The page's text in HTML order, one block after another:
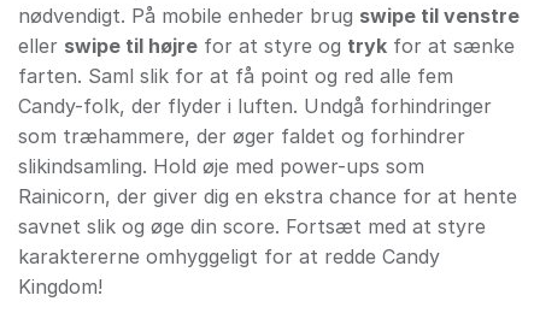
nødvendigt. På mobile enheder brug swipe til venstre
eller swipe til højre for at styre og tryk for at sænke
farten. Saml slik for at få point og red alle fem
Candy-folk, der flyder i luften. Undgå forhindringer
som træhammere, der øger faldet og forhindrer
slikindsamling. Hold øje med power-ups som
Rainicorn, der giver dig en ekstra chance for at hente
savnet slik og øge din score. Fortsæt med at styre
karaktererne omhyggeligt for at redde Candy
Kingdom!